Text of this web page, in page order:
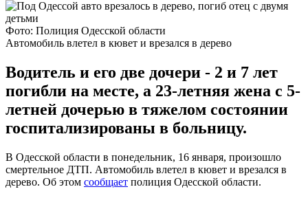
Фото: Полиция Одесской области
Автомобиль влетел в кювет и врезался в дерево
Водитель и его две дочери - 2 и 7 лет
погибли на месте, а 23-летняя жена с 5-
летней дочерью в тяжелом состоянии
госпитализированы в больницу.
В Одесской области в понедельник, 16 января, произошло
смертельное ДТП. Автомобиль влетел в кювет и врезался в
дерево. Об этом сообщает полиция Одесской области.